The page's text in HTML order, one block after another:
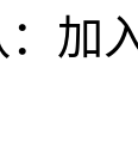
加